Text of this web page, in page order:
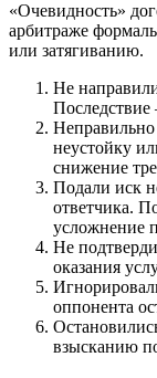
«Очевидность»
арбитраже
или затягиванию.
Не
Последствие
Неправильно
неустойку
снижение
Подали иск
ответчика.
усложнение
Не
оказания
оппонента
взысканию